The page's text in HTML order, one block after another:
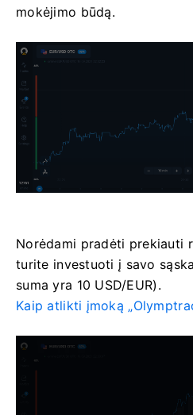
mokėjimo būdą.
Norėdami pradėti prekiauti
turite investuoti į savo
suma yra 10 USD/EUR).
Kaip atlikti įmoką